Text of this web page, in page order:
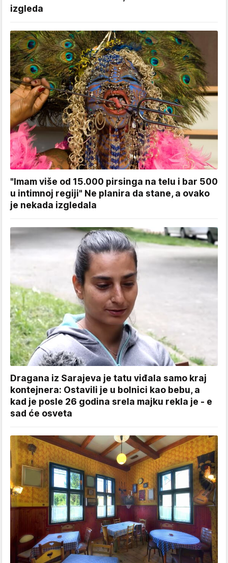
izgleda
"Imam više od 15.000 pirsinga na telu i bar 500
u intimnoj regiji" Ne planira da stane, a ovako
je nekada izgledala
Dragana iz Sarajeva je tatu viđala samo kraj
kontejnera: Ostavili je u bolnici kao bebu, a
kad je posle 26 godina srela majku rekla je - e
sad će osveta